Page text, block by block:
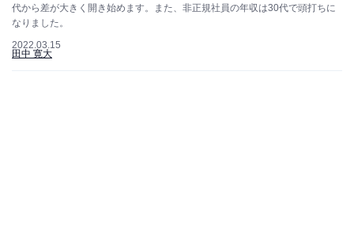
代から差が大きく開き始めます。また、非正規社員の年収は30代で頭打ちに
なりました。
2022.03.15
田中 寛大